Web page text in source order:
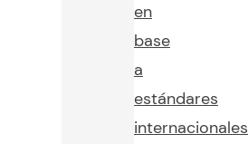
en
base
a
estándares
internacionales